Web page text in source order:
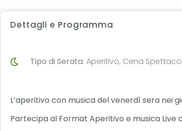
Dettagli e Programma
Tipo di Serata:Aperitivo, Cena
L’aperitivo con musica del venerdì sera nei
Partecipa al Format Aperitivo e musica